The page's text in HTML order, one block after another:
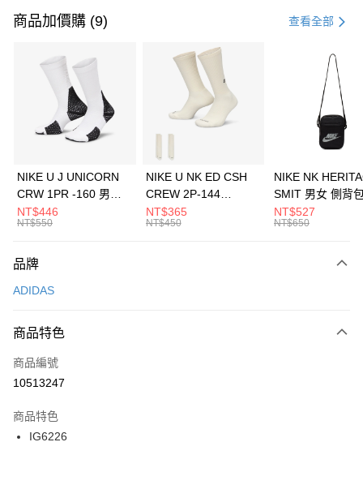
信用卡一次付款
3 期 0 利率 每期 21家銀行
合作金庫商業銀行
第一商業銀行
華南商業銀行
彰化商業銀行
上海商業儲蓄銀行
元大商業銀行
台灣樂天信用卡公司
Apple Pay
全盈+PAY
AFTEE先享後付
【關於「AFTEE先享後付」】
便利好安心！
３．安心：先確認商品／服務後，再付款。
【「AFTEE先享後付」結帳流程】
１．於結帳方式選擇「AFTEE先享後付」後，將跳轉至「AFTEE先享後付」
２．訂單成立數日內，您將收到繳費通知簡訊。
３．收到繳費通知簡訊後14天內，點擊此簡訊中的連結，可透過四大超商／
ATM／網路銀行／等多元方式進行付款，方視為交易完成。
運送方式
每筆NT$100，滿NT$1,500(含以上)免運費
宅配
每筆NT$100，滿NT$1,500(含以上)免運費
付款後門市自取
每筆NT$100，滿NT$1,500(含以上)免運費
商品加價購 (9) 查看全部
NIKE U J UNICORN
CRW 1PR -160 男女
中統襪 FZ3393100
NT$446
NT$550
NIKE U NK ED CSH
CREW 2P-144
EMBRDY 男女 短統襪
FZ3073133
NT$365
NT$450
NIKE NK
SMIT 男女 側背
BA5871010
NT$527
NT$650
品牌
ADIDAS
商品特色
商品編號
10513247
商品特色
IG6226